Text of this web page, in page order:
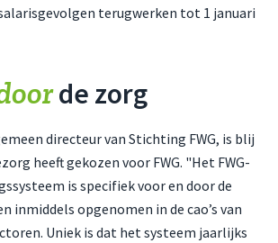
terugwerken tot 1 januari
de zorg
directeur van Stichting FWG, is blij
heeft gekozen voor FWG. "Het FWG-
is specifiek voor en door de
inmiddels opgenomen in de cao’s van
Uniek is dat het systeem jaarlijks